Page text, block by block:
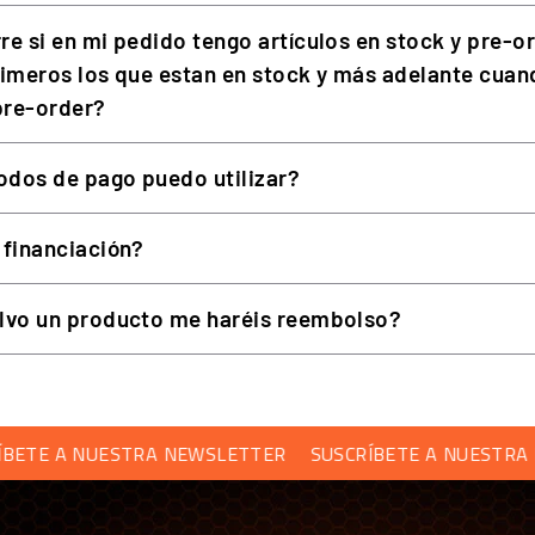
Neo, GTS, GTC) encaja bien; para monoplazas, los FX
los principales simuladores (Assetto Corsa, ACC,
si en mi pedido tengo artículos en stock y pre-
los que estan en stock y más adelante
order?
de pago puedo utilizar?
un producto me haréis reembolso?
NUESTRA NEWSLETTER SUSCRÍBETE A NUESTRA